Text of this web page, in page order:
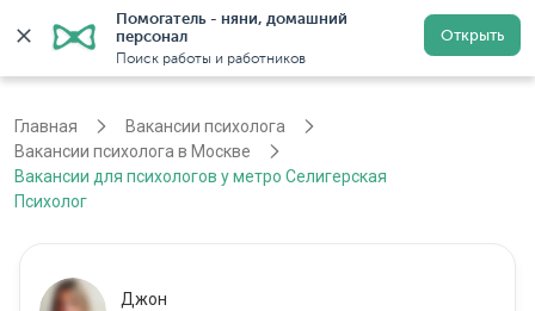
Помогатель - няни, домашний
персонал
Поиск работы и работников
Открыть
Регистрация
Главная
Вакансии психолога
Вакансии психолога в Москве
Вакансии для психологов у метро Селигерская
Психолог
Джон